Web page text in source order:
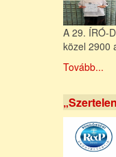
A 29. ÍRÓ-
közel 2900
Tovább...